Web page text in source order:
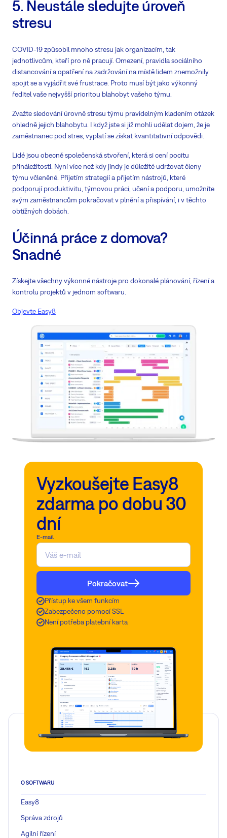
5. Neustále sledujte úroveň
stresu
COVID-19 způsobil mnoho stresu jak organizacím, tak
jednotlivcům, kteří pro ně pracují. Omezení, pravidla sociálního
distancování a opatření na zadržování na místě lidem znemožnily
spojit se a vyjádřit své frustrace. Proto musí být jako výkonný
ředitel vaše nejvyšší prioritou blahobyt vašeho týmu.
Zvažte sledování úrovně stresu týmu pravidelným kladením otázek
ohledně jejich blahobytu. I když jste si již mohli udělat dojem, že je
zaměstnanec pod stres, vyplatí se získat kvantitativní odpovědi.
Lidé jsou obecně společenská stvoření, která si cení pocitu
přináležitosti. Nyní více než kdy jindy je důležité udržovat členy
týmu včleněné. Přijetím strategií a přijetím nástrojů, které
podporují produktivitu, týmovou práci, učení a podporu, umožníte
svým zaměstnancům pokračovat v plnění a přispívání, i v těchto
obtížných dobách.
Účinná práce z domova?
Snadné
Získejte všechny výkonné nástroje pro dokonalé plánování, řízení a
kontrolu projektů v jednom softwaru.
Objevte Easy8
Vyzkoušejte Easy8
zdarma po dobu 30
dní
E-mail
Pokračovat
Přístup ke všem funkcím
Zabezpečeno pomocí SSL
Není potřeba platební karta
O SOFTWARU
Easy8
Správa zdrojů
Agilní řízení